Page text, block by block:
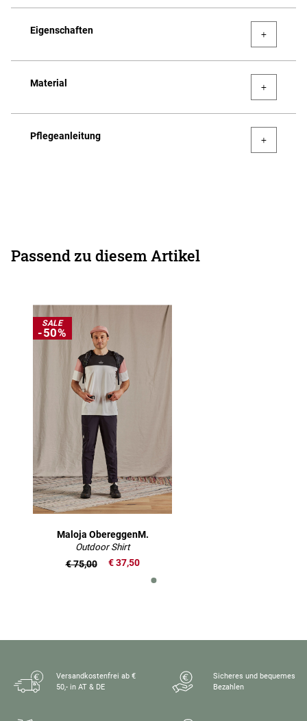
Eigenschaften
Material
Pflegeanleitung
Passend zu diesem Artikel
SALE
-50%
Maloja ObereggenM.
Outdoor Shirt
€ 37,50
€ 75,00
Versandkostenfrei ab €
50,- in AT & DE
Sicheres und bequemes
Bezahlen